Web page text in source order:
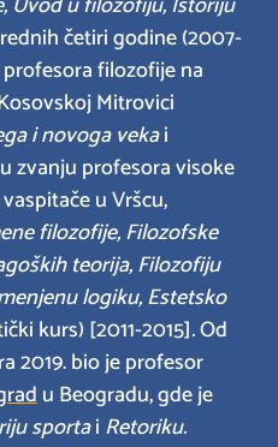
četiri godine (2007-
filozofije na
Mitrovici
i novoga vekai
zvanju profesora visoke
u Vršcu,
filozofije, Filozofske
teorija, Filozofiju
logiku, Estetsko
kurs) [2011-2015].Od
2019. bio je profesor
u Beogradu, gde je
sportai Retoriku.